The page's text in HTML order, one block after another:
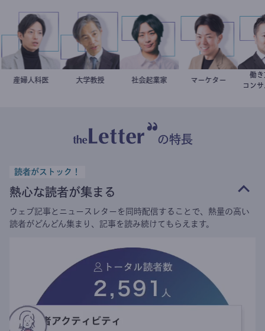
重見大介
産婦人科医 加藤忠史
大学教授 駒崎弘樹
社会起業家 室谷良平
マーケター
コ
の特長
読者がストック！
熱心な読者が集まる
ウェブ記事とニュースレターを同時配信することで、熱量の高い
読者がどんどん集まり、記事を読み続けてもらえます。